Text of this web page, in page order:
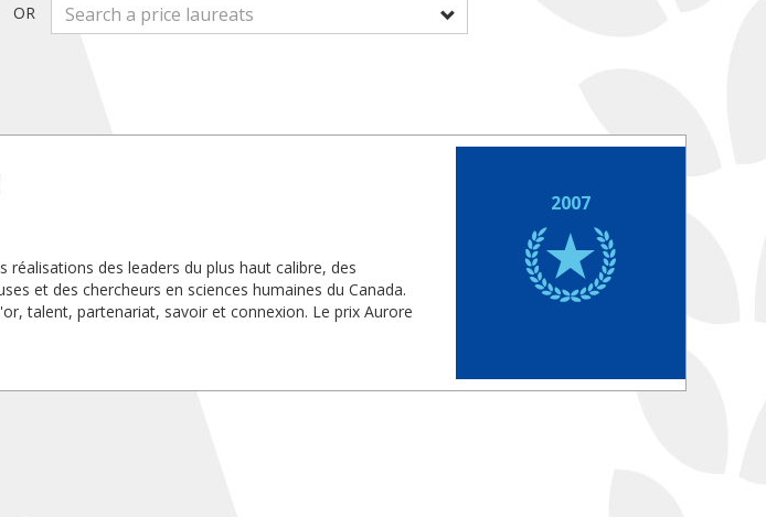
OR
réalisations des leaders du plus haut calibre, des
et des chercheurs en sciences humaines du Canada.
talent, partenariat, savoir et connexion. Le prix Aurore
2007